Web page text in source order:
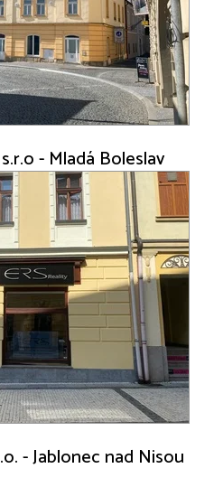
- Mladá Boleslav
- Jablonec nad Nisou